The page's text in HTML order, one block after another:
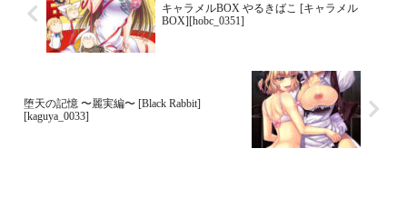
キャラメルBOX やるきばこ [キャラメル
BOX][hobc_0351]
堕天の記憶 〜麗実編〜 [Black Rabbit]
[kaguya_0033]